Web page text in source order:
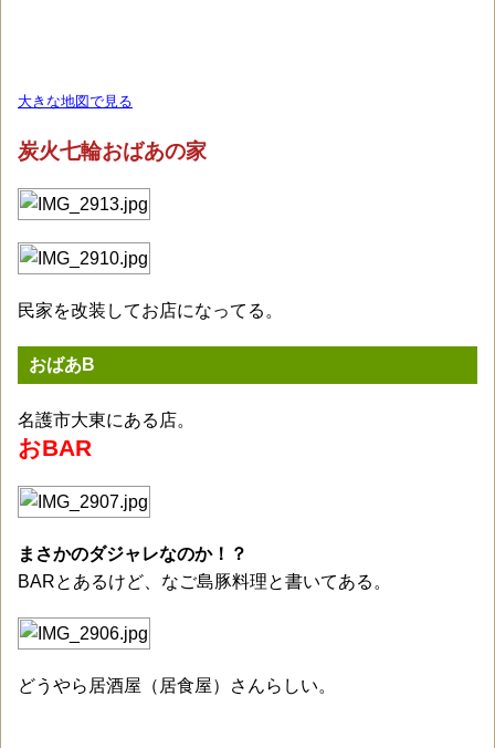
大きな地図で見る
炭火七輪おばあの家
民家を改装してお店になってる。
おばあB
名護市大東にある店。
おBAR
まさかのダジャレなのか！？
BARとあるけど、なご島豚料理と書いてある。
どうやら居酒屋（居食屋）さんらしい。